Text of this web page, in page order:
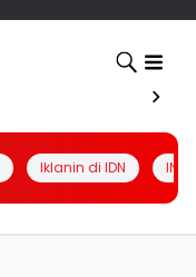
Iklanin di IDN